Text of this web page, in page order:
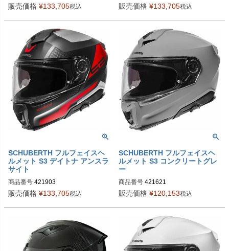
4219043360
4219045360
4219046360
4219047360
4219048360
4219049360
販売価格 ¥133,705税込
4219053360
4219055360
4219056360
4219057360
4219058360
4219059360
販売価格 ¥133,705税込
SCHUBERTH フルフェイスヘ
ルメット S3 デイトナ アンスラ
サイト
商品番号 421903
4219033360
4219035360
4219037360
4219038360
4219039360
販売価格 ¥133,705税込
SCHUBERTH フルフェイスヘ
ルメット S3 コンクリートグレ
ー
商品番号 421621
4216213360
4216215360
4216216360
4216217360
4216218360
4216219360
販売価格 ¥120,153税込